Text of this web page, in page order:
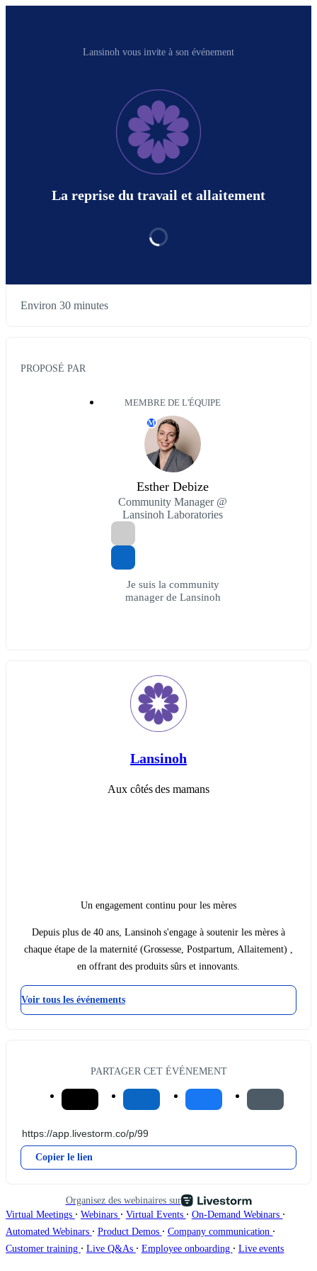
Lansinoh vous invite à son événement
La reprise du travail et allaitement
Environ 30 minutes
PROPOSÉ PAR
MEMBRE DE L'ÉQUIPE
M
Esther Debize
Community Manager @
Lansinoh Laboratories
Je suis la community
manager de Lansinoh
Lansinoh
Aux côtés des mamans
Un engagement continu pour les mères
Depuis plus de 40 ans, Lansinoh s'engage à soutenir les mères à
chaque étape de la maternité (Grossesse, Postpartum, Allaitement) ,
en offrant des produits sûrs et innovants.
Voir tous les événements
PARTAGER CET ÉVÉNEMENT
Copier le lien
Organisez des webinaires sur
Virtual Meetings ∙ Webinars ∙ Virtual Events ∙ On-Demand Webinars ∙
Automated Webinars ∙ Product Demos ∙ Company communication ∙
Customer training ∙ Live Q&As ∙ Employee onboarding ∙ Live events